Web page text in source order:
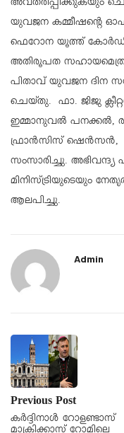
അവതരിപ്പിക്കുകയും
യുവജന കമ്മീഷന്റെ
ഫെറോന യൂത്ത്
അതിരൂപത
പിതാവ് യുവജന ദിന
ചെയ്തു. ഫാ. ജിജു
ഇമ്മാനുവൽ പനക്കൽ,
ഫ്രാൻസിസ് ഷെൻസൻ,
സംസാരിച്ചു.
മിനിസ്ട്രിയുടെയും
ആലപിച്ചു.
Admin
Previous Post
കര്‍ദ്ദിനാള്‍ റോളണ്ടാസ്